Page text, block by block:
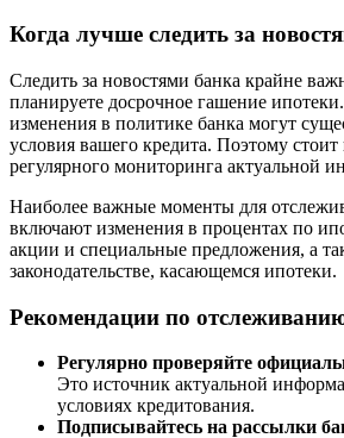
Когда лучше следить за
Следить за новостями банка крайне
планируете досрочное гашение
изменения в политике банка могут
условия вашего кредита. Поэтому стоит
регулярного мониторинга актуальной
Наиболее важные моменты для
включают изменения в процентах по
акции и специальные предложения, а
законодательстве, касающемся ипотеки.
Рекомендации по
Регулярно проверяйте
Это источник актуальной
условиях кредитования.
Подписывайтесь на рассылки